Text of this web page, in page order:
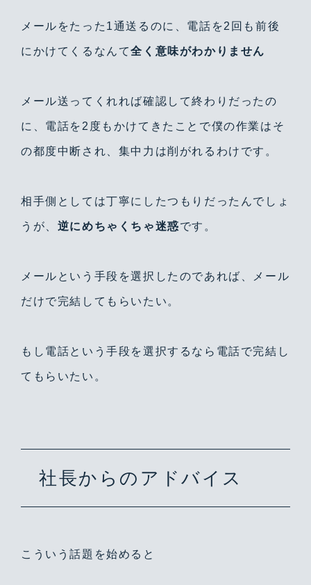
メールをたった1通送るのに、電話を2回も前後
にかけてくるなんて全く意味がわかりません
メール送ってくれれば確認して終わりだったの
に、電話を2度もかけてきたことで僕の作業はそ
の都度中断され、集中力は削がれるわけです。
相手側としては丁寧にしたつもりだったんでしょ
うが、 逆にめちゃくちゃ迷惑です。
メールという手段を選択したのであれば、メール
だけで完結してもらいたい。
もし電話という手段を選択するなら電話で完結し
てもらいたい。
社長からのアドバイス
こういう話題を始めると